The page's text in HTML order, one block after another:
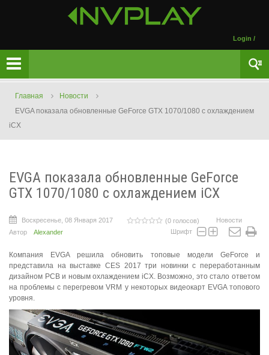
Login /
Главная
Новости
EVGA показала обновленные GeForce GTX 1070/1080 с охлаждением
iCX
EVGA показала обновленные GeForce
GTX 1070/1080 с охлаждением iCX
Воскресенье, 08 Января 2017 (0 голосов)
Новости
Автор
Alexander Шрифт
Компания EVGA решила обновить топовые модели GeForce и
представила на выставке CES 2017 три новинки с переработанным
дизайном PCB и новым охлаждением iCX. Возможно, это стало ответом
на проблемы с перегревом VRM у некоторых видеокарт EVGA топового
уровня.